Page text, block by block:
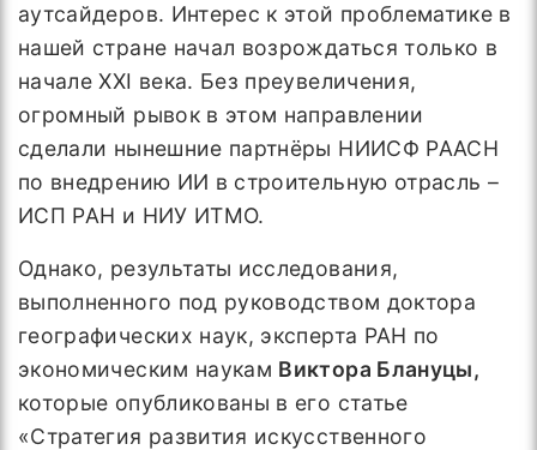
аутсайдеров. Интерес к этой проблематике в
нашей стране начал возрождаться только в
начале XXI века. Без преувеличения,
огромный рывок в этом направлении
сделали нынешние партнёры НИИСФ РААСН
по внедрению ИИ в строительную отрасль –
ИСП РАН и НИУ ИТМО.
Однако, результаты исследования,
выполненного под руководством доктора
географических наук, эксперта РАН по
экономическим наукам Виктора Блануцы,
которые опубликованы в его статье
«Стратегия развития искусственного